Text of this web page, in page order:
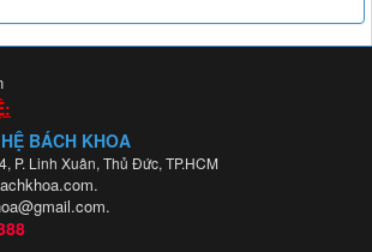
BÁCH KHOA
P. Linh Xuân, Thủ Đức, TP.HCM